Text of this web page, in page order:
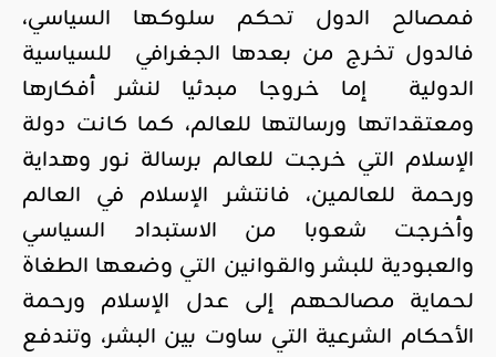
فمصالح الدول تحكم سلوكها السياسي،
فالدول تخرج من بعدها الجغرافي للسياسية
الدولية إما خروجا مبدئيا لنشر أفكارها
ومعتقداتها ورسالتها للعالم، كما كانت دولة
الإسلام التي خرجت للعالم برسالة نور وهداية
ورحمة للعالمين، فانتشر الإسلام في العالم
وأخرجت شعوبا من الاستبداد السياسي
والعبودية للبشر والقوانين التي وضعها الطغاة
لحماية مصالحهم إلى عدل الإسلام ورحمة
الأحكام الشرعية التي ساوت بين البشر، وتندفع